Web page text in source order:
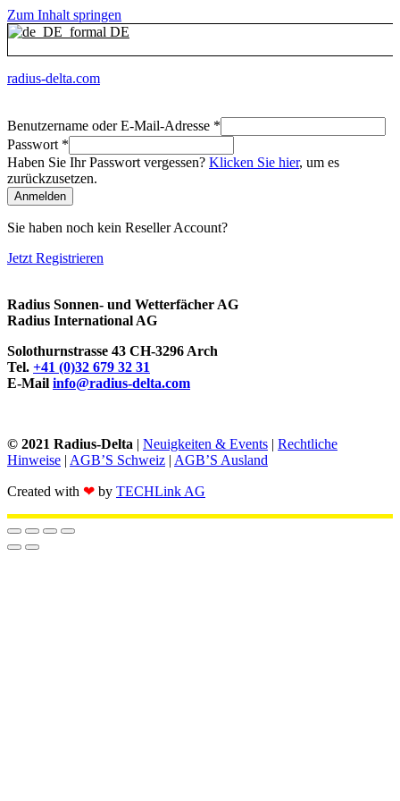
Zum Inhalt springen
DE
radius-delta.com
Benutzername oder E-Mail-Adresse *
Passwort *
Haben Sie Ihr Passwort vergessen? Klicken Sie hier, um es
zurückzusetzen.
Anmelden
Sie haben noch kein Reseller Account?
Jetzt Registrieren
Radius Sonnen- und Wetterfächer AG
Radius International AG
Solothurnstrasse 43 CH-3296 Arch
Tel. +41 (0)32 679 32 31
E-Mail info@radius-delta.com
© 2021 Radius-Delta | Neuigkeiten & Events | Rechtliche
Hinweise | AGB’S Schweiz | AGB’S Ausland
Created with ❤ by TECHLink AG